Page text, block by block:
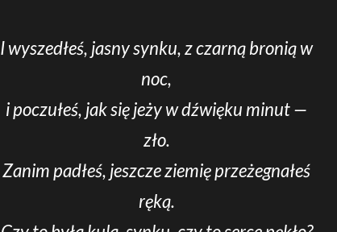
I wyszedłeś, jasny synku, z czarną bronią w
noc,
i poczułeś, jak się jeży w dźwięku minut —
zło.
Zanim padłeś, jeszcze ziemię przeżegnałeś
ręką.